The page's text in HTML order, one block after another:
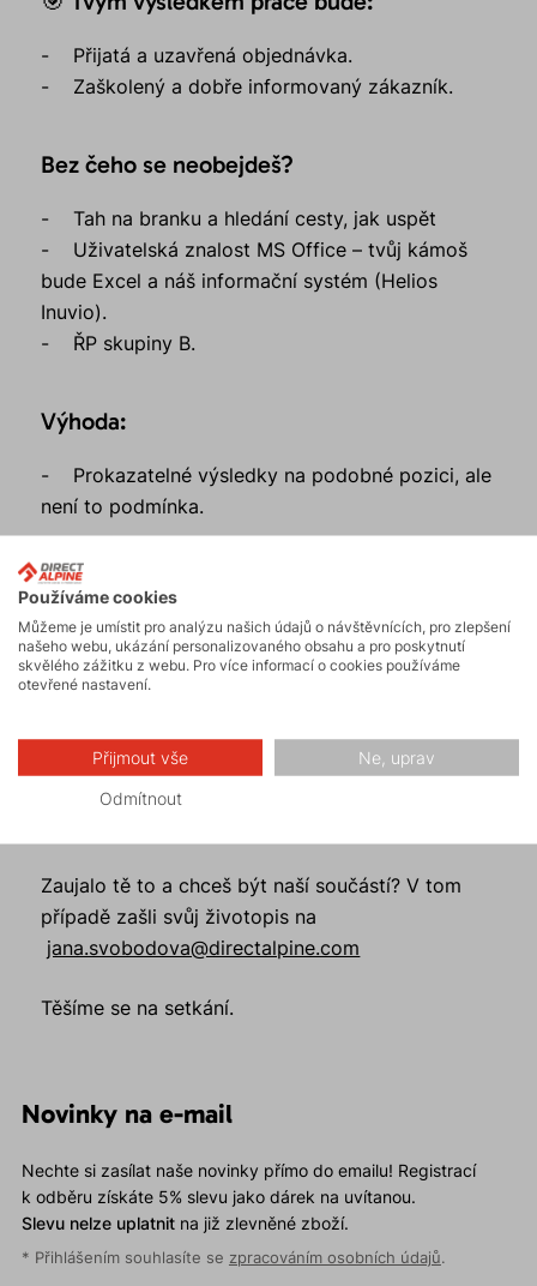
- Přijatá a uzavřená objednávka.
- Zaškolený a dobře informovaný zákazník.
Bez čeho se neobejdeš?
- Tah na branku a hledání cesty, jak uspět
- Uživatelská znalost MS Office – tvůj kámoš
bude Excel a náš informační systém (Helios
Inuvio).
- ŘP skupiny B.
Výhoda:
- Prokazatelné výsledky na podobné pozici, ale
není to podmínka.
Co nabízíme z naší strany?
- Férové vedení, které si zakládá na důvěře.
- Malý kolektiv, který je zapálený pro věc a
si lidé oblíbí.
- Příležitost vyniknout a vidět výsledky své
Zaujalo tě to a chceš být naší součástí? V tom
případě zašli svůj životopis na
jana.svobodova@directalpine.com
Těšíme se na setkání.
Novinky na e-mail
Nechte si zasílat naše novinky přímo do emailu! Registrací
k odběru získáte 5% slevu jako dárek na uvítanou.
Slevu nelze uplatnitna již zlevněné zboží.
* Přihlášením souhlasíte se zpracováním osobních údajů.
Používáme cookies
Můžeme je umístit pro analýzu našich údajů o návštěvnících, pro zlepšení
našeho webu, ukázání personalizovaného obsahu a pro poskytnutí
skvělého zážitku z webu. Pro více informací o cookies používáme
otevřené nastavení.
Přijmout vše Ne, uprav
Odmítnout